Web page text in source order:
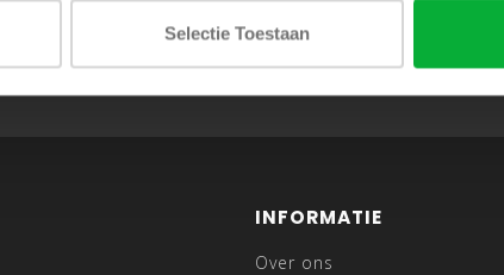
Selectie Toestaan
ABONNEER JE OP ONZE NIEUWSBRIEF
en blijf op de hoogte van onze acties en laatste collecties
INFORMATIE
Over ons